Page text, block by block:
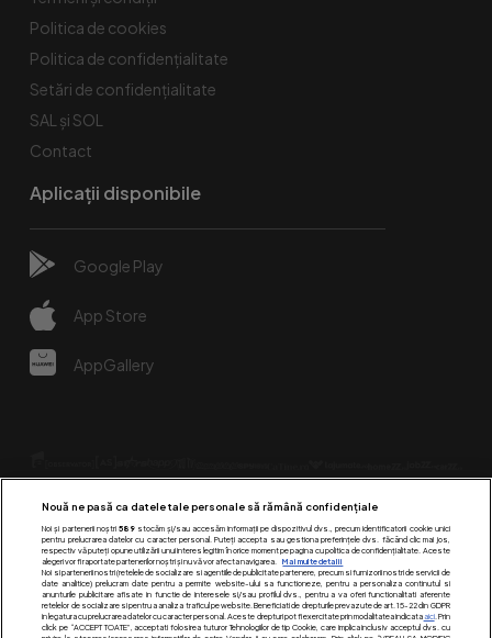
Politica de cookies
Politica de confidențialitate
Setări de confidențialitate
SAL și SOL
Contact
Aplicații disponibile
Google Play
App Store
AppGallery
Urmărește-ne pe:
Nouă ne pasă ca datele tale personale să rămână confidențiale
Noi și partenerii noștri 589stocăm și/sau accesăm informații pe dispozitivul dvs., precum identificatorii cookie unici
pentru prelucrarea datelor cu caracter personal. Puteți accepta sau gestiona preferințele dvs. făcând clic mai jos,
respectiv vă puteți opune utilizării unui interes legitim în orice moment pe pagina cu politica de confidențialitate. Aceste
alegeri vor fi raportate partenerilor noștri și nu vă vor afecta navigarea.
Mai multe detalii
Noi si partenerii nostri (retelele de socializare si agentiile de publicitate partenere, precum si furnizorii nostri de servicii de
date analitice) prelucram date pentru a permite website-ului sa functioneze, pentru a personaliza continutul si
anunturile publicitare afisate in functie de interesele si/sau profilul dvs., pentru a va oferi functionalitati aferente
retelelor de socializare si pentru a analiza traficul pe website. Beneficiati de drepturile prevazute de art. 15-22 din GDPR
in legatura cu prelucrarea datelor cu caracter personal. Aceste drepturi pot fi exercitate prin modalitatea indicataaici. Prin
click pe “ACCEPT TOATE”, acceptati folosirea tuturor Tehnologiilor de tip Cookie, care implica inclusiv acceptul dvs. cu